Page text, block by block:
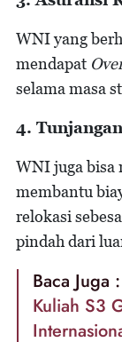
WNI yang
mendapat
selama masa
4.
WNI juga bisa
membantu
relokasi
pindah dari
Baca Juga :
Kuliah S3